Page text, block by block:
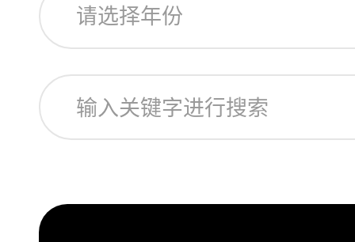
请选择年份